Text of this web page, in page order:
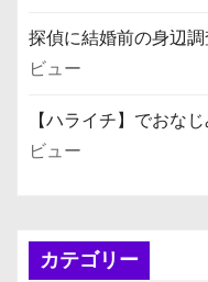
探偵に結婚前の身辺
ビュー
【ハライチ】でおな
ビュー
カテゴリー